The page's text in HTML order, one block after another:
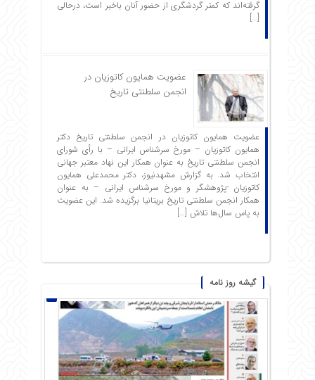
گرفته‌اند که کمتر گردشگری از حضور آنان باخبر است، درحالی
[…]
عضویت همایون کاتوزیان در
انجمن سلطنتی تاریخ
عضویت همایون کاتوزیان در انجمن سلطنتی تاریخ دکتر
همایون کاتوزیان – مورخ سرشناس ایرانی – با رأی شورای
انجمن سلطنتی تاریخ به عنوان همکار این نهاد معتبر جهانی
انتخاب شد. به گزارش مشهدنیوز، دکتر محمدعلی همایون
کاتوزیان -پژوهشگر و مورخ سرشناس ایرانی – به عنوان
همکار انجمن سلطنتی تاریخ بریتانیا برگزیده شد. این عضویت
به پاس سال‌ها تلاش […]
گیشه روز نامه